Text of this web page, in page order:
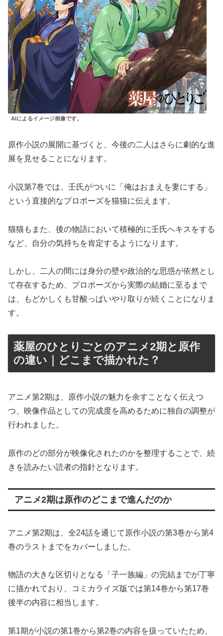
AIによるイメージ画像です。
原作小説の展開に基づくと、今後の二人はさらに劇的な進
展を見せることになります。
小説第7巻では、壬氏がついに「俺はおまえを妻にする」
という直接的なプロポーズを猫猫に伝えます。
猫猫もまた、後の物語において積極的に壬氏へキスをする
など、自分の気持ちを肯定するようになります。
しかし、二人の間には身分の壁や政治的な思惑が依然とし
て存在するため、プロポーズから実際の結婚に至るまで
は、もどかしくも甘酸っぱいやり取りが続くことになりま
す。
薬屋のひとりごとのアニメ2期と原作
の違い｜どこまで描かれた？
アニメ第2期は、原作小説の魅力を余すことなく伝えつ
つ、映像作品としての完成度を高めるために独自の調整が
行われました。
原作のどの部分が映像化されたのかを整理することで、続
きを読みたい読者の指針となります。
アニメ2期は原作のどこまで進んだのか
アニメ第2期は、全24話を通じて原作小説の第3巻から第4
巻のラストまでをカバーしました。
物語の大きな区切りとなる「子一族編」の完結までが丁寧
に描かれており、コミカライズ版では第14巻から第17巻
後半の内容に相当します。
第1期が小説の第1巻から第2巻の内容を扱っていたため、